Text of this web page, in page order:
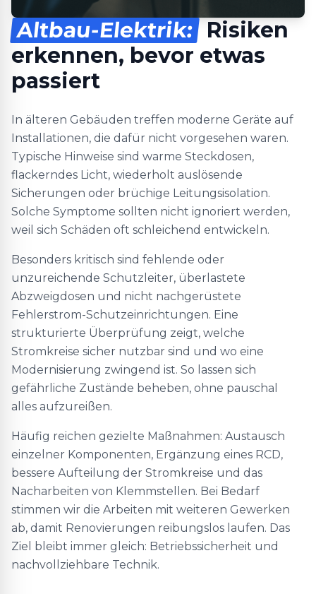
Altbau-Elektrik: Risiken
erkennen, bevor etwas
passiert
In älteren Gebäuden treffen moderne Geräte auf
Installationen, die dafür nicht vorgesehen waren.
Typische Hinweise sind warme Steckdosen,
flackerndes Licht, wiederholt auslösende
Sicherungen oder brüchige Leitungsisolation.
Solche Symptome sollten nicht ignoriert werden,
weil sich Schäden oft schleichend entwickeln.
Besonders kritisch sind fehlende oder
unzureichende Schutzleiter, überlastete
Abzweigdosen und nicht nachgerüstete
Fehlerstrom-Schutzeinrichtungen. Eine
strukturierte Überprüfung zeigt, welche
Stromkreise sicher nutzbar sind und wo eine
Modernisierung zwingend ist. So lassen sich
gefährliche Zustände beheben, ohne pauschal
alles aufzureißen.
Häufig reichen gezielte Maßnahmen: Austausch
einzelner Komponenten, Ergänzung eines RCD,
bessere Aufteilung der Stromkreise und das
Nacharbeiten von Klemmstellen. Bei Bedarf
stimmen wir die Arbeiten mit weiteren Gewerken
ab, damit Renovierungen reibungslos laufen. Das
Ziel bleibt immer gleich: Betriebssicherheit und
nachvollziehbare Technik.